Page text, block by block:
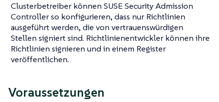
Clusterbetreiber können SUSE Security Admission
Controller so konfigurieren, dass nur Richtlinien
ausgeführt werden, die von vertrauenswürdigen
Stellen signiert sind. Richtlinienentwickler können ihre
Richtlinien signieren und in einem Register
veröffentlichen.
Voraussetzungen